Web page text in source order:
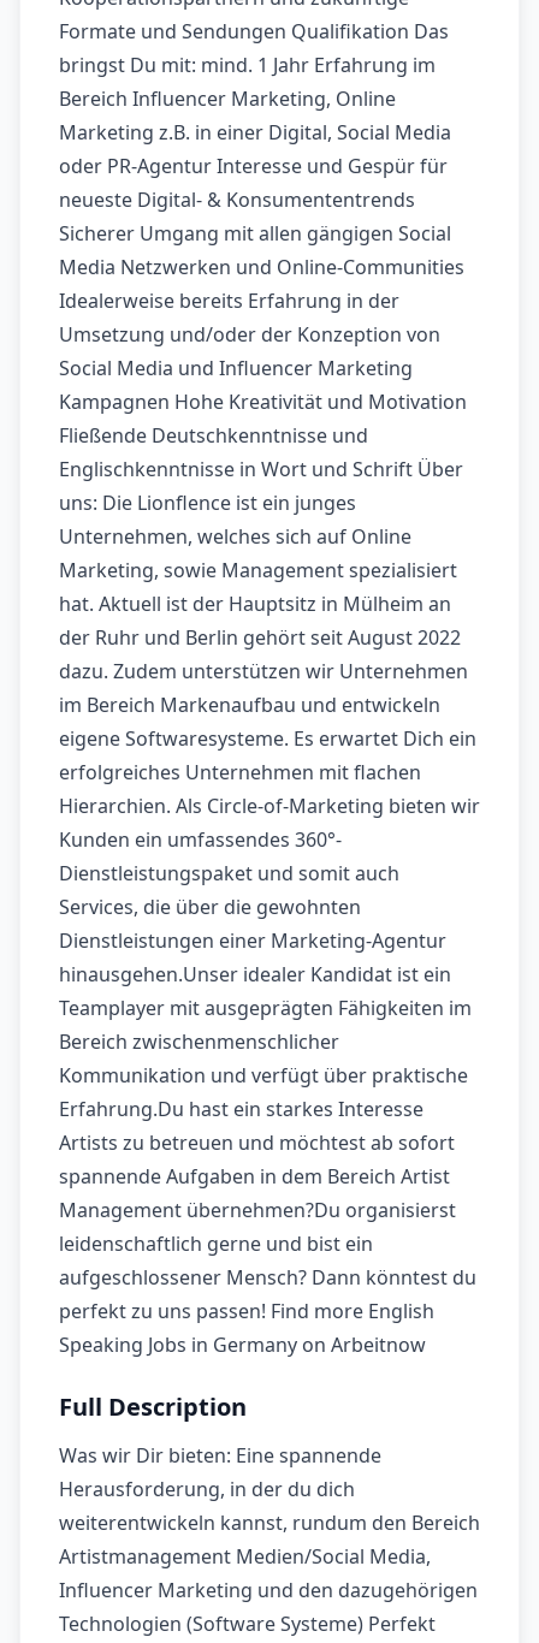
Formate und Sendungen Qualifikation Das
bringst Du mit: mind. 1 Jahr Erfahrung im
Bereich Influencer Marketing, Online
Marketing z.B. in einer Digital, Social Media
oder PR-Agentur Interesse und Gespür für
neueste Digital- & Konsumententrends
Sicherer Umgang mit allen gängigen Social
Media Netzwerken und Online-Communities
Idealerweise bereits Erfahrung in der
Umsetzung und/oder der Konzeption von
Social Media und Influencer Marketing
Kampagnen Hohe Kreativität und Motivation
Fließende Deutschkenntnisse und
Englischkenntnisse in Wort und Schrift Über
uns: Die Lionflence ist ein junges
Unternehmen, welches sich auf Online
Marketing, sowie Management spezialisiert
hat. Aktuell ist der Hauptsitz in Mülheim an
der Ruhr und Berlin gehört seit August 2022
dazu. Zudem unterstützen wir Unternehmen
im Bereich Markenaufbau und entwickeln
eigene Softwaresysteme. Es erwartet Dich ein
erfolgreiches Unternehmen mit flachen
Hierarchien. Als Circle-of-Marketing bieten wir
Kunden ein umfassendes 360°-
Dienstleistungspaket und somit auch
Services, die über die gewohnten
Dienstleistungen einer Marketing-Agentur
hinausgehen.Unser idealer Kandidat ist ein
Teamplayer mit ausgeprägten Fähigkeiten im
Bereich zwischenmenschlicher
Kommunikation und verfügt über praktische
Erfahrung.Du hast ein starkes Interesse
Artists zu betreuen und möchtest ab sofort
spannende Aufgaben in dem Bereich Artist
Management übernehmen?Du organisierst
leidenschaftlich gerne und bist ein
aufgeschlossener Mensch? Dann könntest du
perfekt zu uns passen! Find more English
Speaking Jobs in Germany on Arbeitnow
Full Description
Was wir Dir bieten: Eine spannende
Herausforderung, in der du dich
weiterentwickeln kannst, rundum den Bereich
Artistmanagement Medien/Social Media,
Influencer Marketing und den dazugehörigen
Technologien (Software Systeme) Perfekt